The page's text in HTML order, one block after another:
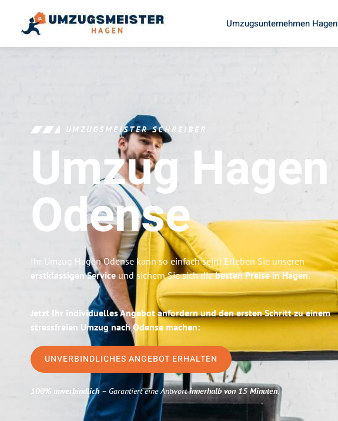
Umzugsunternehmen Hagen
UMZUGSMEISTER SCHREIBER
Umzug Hagen
Odense
Ihr Umzug Hagen Odense kann so einfach sein! Erleben Sie unseren
erstklassigen Service und sichern Sie sich diebesten Preise in Hagen.
Jetzt Ihr individuelles Angebot anfordern und den ersten Schritt zu einem
stressfreien Umzug nach Odense machen:
UNVERBINDLICHES ANGEBOT ERHALTEN
100% unverbindlich– Garantiert eine Antwortinnerhalb von 15 Minuten.